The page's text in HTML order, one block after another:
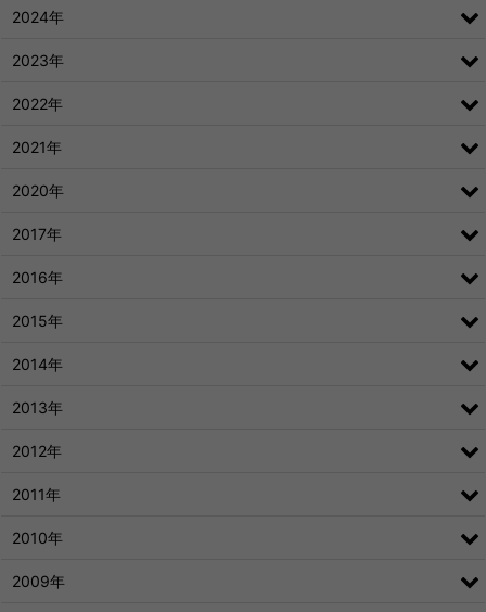
2024年
2023年
2022年
2021年
2020年
2017年
2016年
2015年
2014年
2013年
2012年
2011年
2010年
2009年